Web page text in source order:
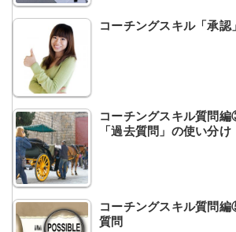
コーチングスキル「承
コーチングスキル質問
「過去質問」の使い分け
コーチングスキル質問
質問